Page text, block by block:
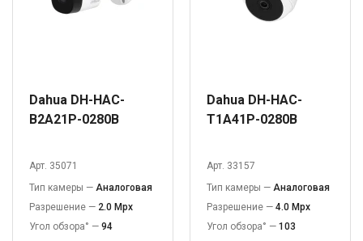
Dahua DH-HAC-
B2A21P-0280B
Арт. 35071
Тип камеры — Аналоговая
Разрешение — 2.0 Mpx
Угол обзора° — 94
Dahua DH-HAC-
T1A41P-0280B
Арт. 33157
Тип камеры — Аналоговая
Разрешение — 4.0 Mpx
Угол обзора° — 103